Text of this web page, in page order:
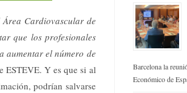
Cardiovascular de
que los profesionales
aumentar el número de
ESTEVE. Y es que si al
podrían salvarse
Barcelona la
Económico de